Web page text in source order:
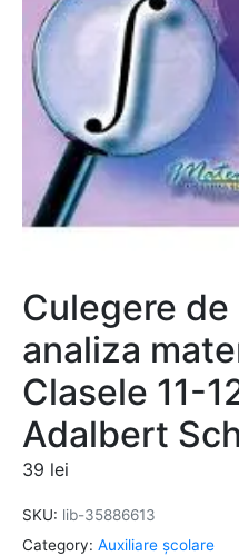
Culegere
analiza
Clasele 11-
Adalbert
39 lei
SKU: lib-35886613
Category: Auxiliare şcolare